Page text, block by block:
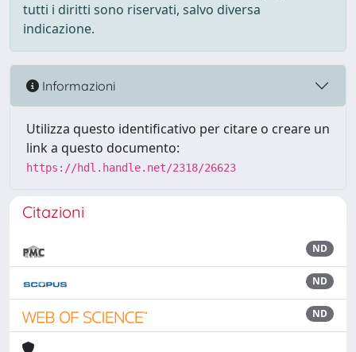
tutti i diritti sono riservati, salvo diversa
indicazione.
Informazioni
Utilizza questo identificativo per citare o creare un
link a questo documento:
https://hdl.handle.net/2318/26623
Citazioni
ND
ND
ND